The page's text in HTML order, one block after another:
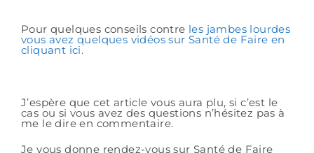
Pour quelques conseils contre les jambes lourdes
vous avez quelques vidéos sur Santé de Faire en
cliquant ici.
J’espère que cet article vous aura plu, si c’est le
cas ou si vous avez des questions n’hésitez pas à
me le dire en commentaire.
Je vous donne rendez-vous sur Santé de Faire